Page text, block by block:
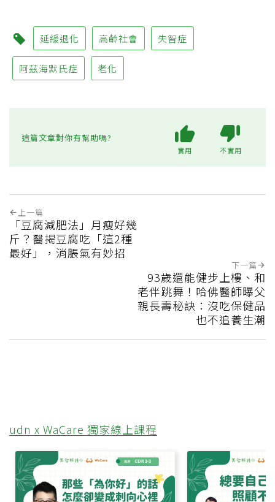
延緩退化 高齡社會 失智症
阿茲海默氏症 老化
這篇文章對你有幫助嗎?
實用 不實用
上一篇
「豆腐減肥法」月瘦好幾
斤？醫揭豆腐吃「這2種
最好」，消脹氣有妙招
下一篇
93歲還能健步上樓、和
老伴跳舞！哈佛醫師曝父
親長壽秘訣：沒吃保健品
也不追養生潮
udn x WaCare 獨家線上課程